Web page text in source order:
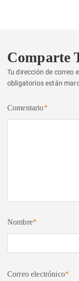
Comparte
Tu dirección de correo
obligatorios están
Comentario*
Nombre*
Correo electrónico*